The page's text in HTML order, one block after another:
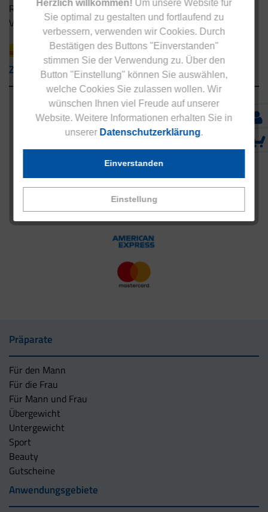
Herzlich willkommen! Um unsere Website für
Sie optimal zu gestalten und fortlaufend zu
verbessern, verwenden wir Cookies. Durch
Bestätigen des Buttons "Einverstanden"
stimmen Sie der Verwendung zu. Über den
Button "Einstellung" können Sie auswählen,
welche Cookies Sie zulassen wollen. Wir
wünschen Ihnen viel Freude auf unserer
Website. Weitere Informationen erhalten Sie in
unserer Datenschutzerklärung.
Einstellung
Einverstanden
Rücksendung
Versandpartner innerhalb Deutschlands
Zahlungsarten
Präparate
Für den Mann
Für die Frau
Für Mann und Frau
Übergewicht
Untergewicht
Sport
Beauty
Gutscheine
Anwendungsgebiete